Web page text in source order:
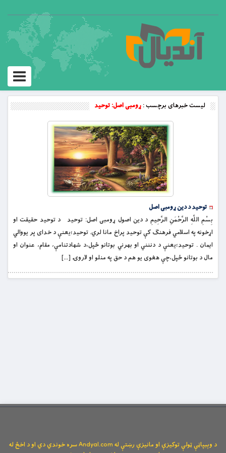
Toggle
لیست خبرهای برچسب :ړومبى اصل: توحيد
توحید د دين ړومبی اصل
بِسْمِ اللَّهِ الرَّحْمَنِ الرَّحِيمِ د دين اصول ړومبى اصل: توحيد د توحيد حقيقت او
اړخونه په اسلامي فرهنګ کې توحيد پراخ مانا لري. توحيد؛يعنې د خداى پر يووالي
ايمان . توحيد؛يعنې د دننني او بهرني بوتانو ځپل،د شهادتنامې، مقام، عنوان او
مال د بوتانو ځپل،چې هغوى يو هم د حق په منلو او لاروۍ […]
د وېبپاڼې ټولې توکیزې او مانیزې رښتې له Andyal.com سره خوندي دي او د اخځ له